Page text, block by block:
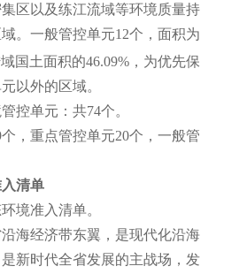
区以及练江流域等环境质量持
。一般管控单元12个，面积为
域国土面积的46.09%，为优先保
以外的区域。
单元：共74个。
重点管控单元20个，一般管
清单
准入清单。
经济带东翼，是现代化沿海
新时代全省发展的主战场，发